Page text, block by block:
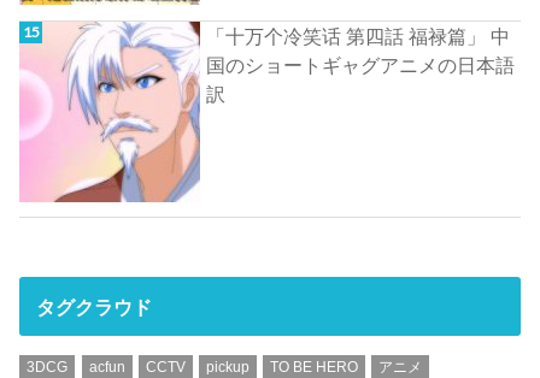
「十万个冷笑话 第四話 福禄篇」 中
国のショートギャグアニメの日本語
訳
タグクラウド
3DCG acfun CCTV pickup TO BE HERO
アニメ